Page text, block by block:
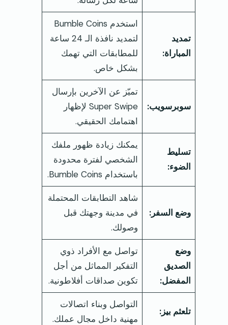
تمديد
المباراة:
استخدم Bumble Coins
لتمديد نافذة الـ 24 ساعة
للمطابقات التي تهمك
بشكل خاص.
سوبرسويب:
تميّز عن الآخرين بإرسال
Super Swipe لإظهار
اهتمامك الحقيقي.
تسليط
الضوء:
يمكنك زيادة ظهور ملفك
الشخصي لفترة محدودة
باستخدام Bumble Coins.
وضع السفر:
شاهد التطابقات المحتملة
في مدينة وجهتك قبل
وصولك.
وضع
الصديق
المفضل:
تواصل مع الأفراد ذوي
التفكير المماثل من أجل
تكوين صداقات أفلاطونية.
تلعثم بيز:
التواصل وبناء اتصالات
مهنية داخل مجال عملك.